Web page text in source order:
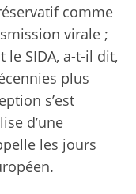
comme
virale ;
SIDA, a-t-il dit,
plus
s’est
d’une
les jours